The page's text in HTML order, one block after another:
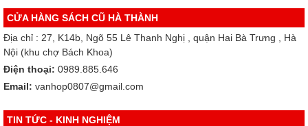
CỬA HÀNG SÁCH CŨ HÀ THÀNH
Địa chỉ : 27, K14b, Ngõ 55 Lê Thanh Nghị , quận Hai Bà Trưng , Hà
Nội (khu chợ Bách Khoa)
Điện thoại: 0989.885.646
Email: vanhop0807@gmail.com
TIN TỨC - KINH NGHIỆM